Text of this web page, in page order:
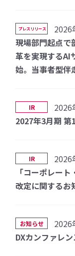
プレスリリース
2026
現場部門起点で
革を実現するAI
始。当事者型伴
IR
2026
2027年3月期 第
IR
2026
「コーポレー
改定に関するお
お知らせ
2026
DXカンファレ